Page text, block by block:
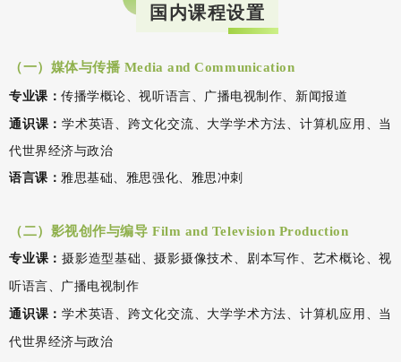
国内课程设置
（一）媒体与传播 Media and Communication
专业课：传播学概论、视听语言、广播电视制作、新闻报道
通识课：学术英语、跨文化交流、大学学术方法、计算机应用、当
代世界经济与政治
语言课： 雅思基础、雅思强化、雅思冲刺
（二）影视创作与编导 Film and Television Production
专业课：摄影造型基础、摄影摄像技术、剧本写作、艺术概论、视
听语言、广播电视制作
通识课：学术英语、跨文化交流、大学学术方法、计算机应用、当
代世界经济与政治